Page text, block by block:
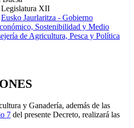
Legislatura XII
Eusko Jaurlaritza - Gobierno
Sostenibilidad y Medio
de Agricultura, Pesca y Política
y Ganadería, además de las
7 del presente Decreto, realizará las